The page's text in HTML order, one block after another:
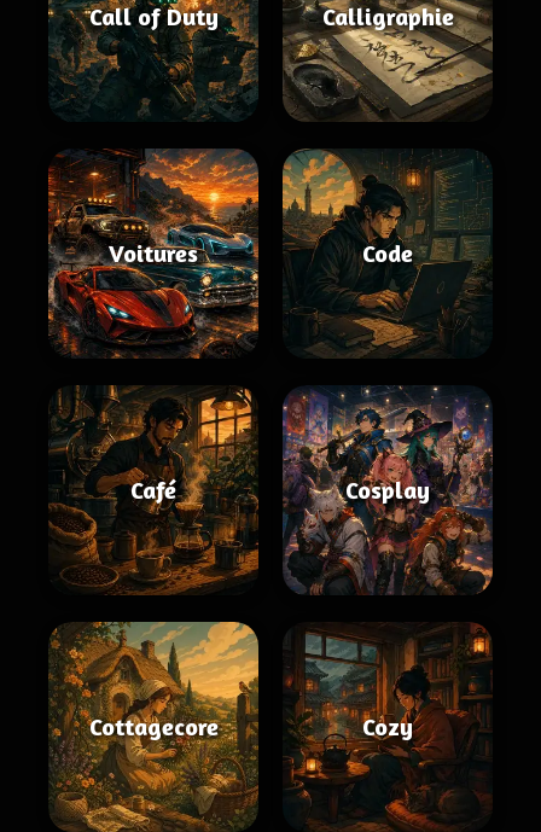
Call of Duty Calligraphie
Voitures Code
Café Cosplay
Cottagecore Cozy